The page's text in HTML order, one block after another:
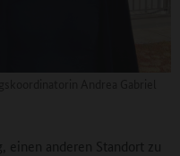
einen anderen Standort zu